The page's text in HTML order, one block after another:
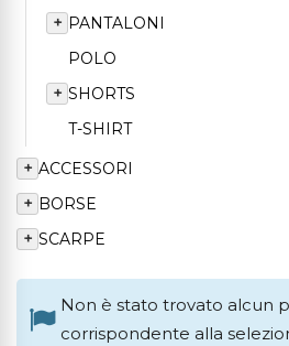
Non è stato trovato alcun
corrispondente alla
+ PANTALONI
POLO
+ SHORTS
T-SHIRT
+ ACCESSORI
+ BORSE
+ SCARPE